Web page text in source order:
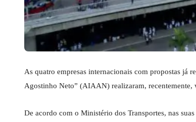
As quatro empresas internacionais com propostas já
Agostinho Neto” (AIAAN) realizaram, recentemente,
De acordo com o Ministério dos Transportes, nas